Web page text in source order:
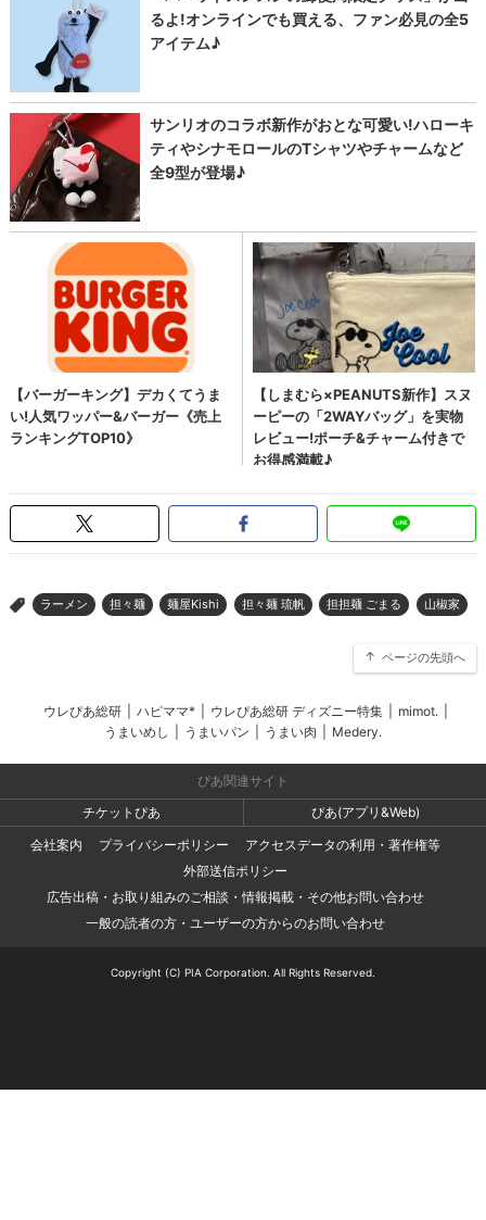
> ラーメン 担々麺 麺屋Kishi 担々麺 琉帆 担担麺 ごまる 山椒家
ページの先頭へ
ウレぴあ総研 ハピママ* ウレぴあ総研 ディズニー特集 mimot.
うまいめし
うまいパン うまい肉 Medery.
ぴあ関連サイト
チケットぴあ
ぴあ(アプリ&Web)
会社案内
プライバシーポリシー
アクセスデータの利用・著作権等
外部送信ポリシー
広告出稿・お取り組みのご相談・情報掲載・その他お問い合わせ
一般の読者の方・ユーザーの方からのお問い合わせ
Copyright (C) PIA Corporation. All Rights Reserved.